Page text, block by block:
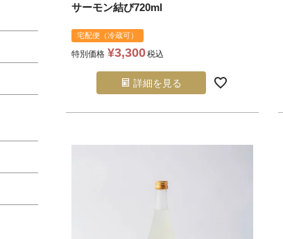
サーモン結び720ml
宅配便（冷蔵可）
特別価格 ¥3,300税込
詳細を見る